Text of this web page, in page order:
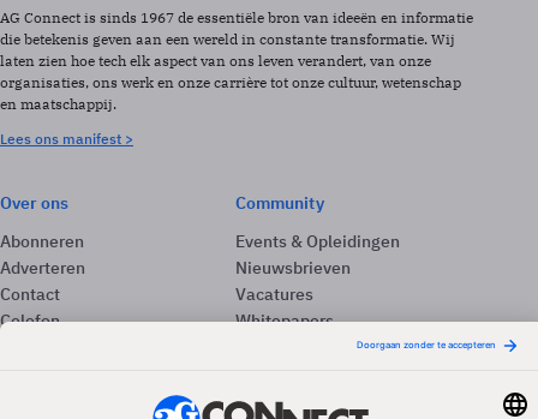
AG Connect is sinds 1967 de essentiële bron van ideeën en informatie
die betekenis geven aan een wereld in constante transformatie. Wij
laten zien hoe tech elk aspect van ons leven verandert, van onze
organisaties, ons werk en onze carrière tot onze cultuur, wetenschap
en maatschappij.
Lees ons manifest >
Over ons
Abonneren
Adverteren
Contact
Colofon
Community
Events & Opleidingen
Nieuwsbrieven
Vacatures
Whitepapers